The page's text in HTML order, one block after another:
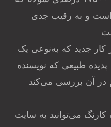
است و به رقیب جدی
کار جدید که به‌نوعی یک
طبیعی که نویسنده
در آن بررسی می‌کند
می‌توانید به سایت